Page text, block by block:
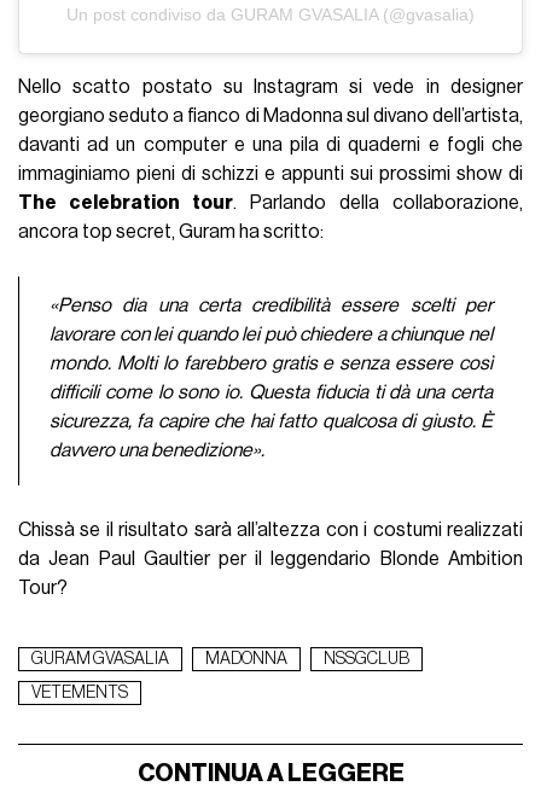
Un post condiviso da GURAM GVASALIA (@gvasalia)
Nello scatto postato su Instagram si vede in designer
georgiano seduto a fianco di Madonna sul divano dell’artista,
davanti ad un computer e una pila di quaderni e fogli che
immaginiamo pieni di schizzi e appunti sui prossimi show di
The celebration tour. Parlando della collaborazione,
ancora top secret, Guram ha scritto:
«Penso dia una certa credibilità essere scelti per
lavorare con lei quando lei può chiedere a chiunque nel
mondo. Molti lo farebbero gratis e senza essere così
difficili come lo sono io. Questa fiducia ti dà una certa
sicurezza, fa capire che hai fatto qualcosa di giusto. È
davvero una benedizione».
Chissà se il risultato sarà all’altezza con i costumi realizzati
da Jean Paul Gaultier per il leggendario Blonde Ambition
Tour?
GURAM GVASALIA MADONNA
NSSGCLUB
VETEMENTS
CONTINUA A LEGGERE